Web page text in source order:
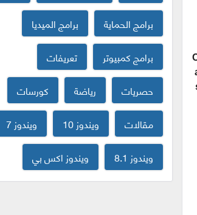
برامج الحماية
برامج الميديا
برامج كمبيوتر
تعريفات
حصريات
رياضة
كورسات
مقالات
ويندوز 10
ويندوز 7
ويندوز 8.1
ويندوز اكس بي